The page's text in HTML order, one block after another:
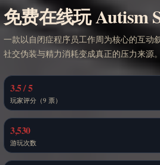
免费在线玩 Autism
一款以自闭症程序员工作周为核心的互动
社交伪装与精力消耗变成真正的压力来源。
3.5 / 5
玩家评分（9 票）
3,530
游玩次数